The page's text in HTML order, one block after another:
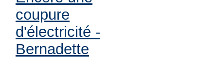
coupure
d'électricité -
Bernadette